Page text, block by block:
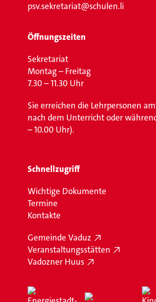
psv.sekretariat@schulen.li
Öffnungszeiten
Sekretariat
Montag – Freitag
7.30 – 11.30 Uhr
Sie erreichen die Lehrpersonen
nach dem Unterricht oder
– 10.00 Uhr).
Schnellzugriff
Wichtige Dokumente
Termine
Kontakte
Gemeinde Vaduz
Veranstaltungsstätten
Vadozner Huus